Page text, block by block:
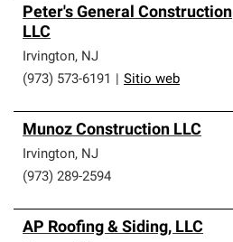
Peter's General Construction
LLC
Irvington, NJ
(973) 573-6191
Sitio web
Munoz Construction LLC
Irvington, NJ
(973) 289-2594
AP Roofing & Siding, LLC